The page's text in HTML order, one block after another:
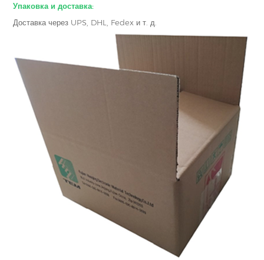
Упаковка и доставка:
Доставка через UPS, DHL, Fedex и т. д.